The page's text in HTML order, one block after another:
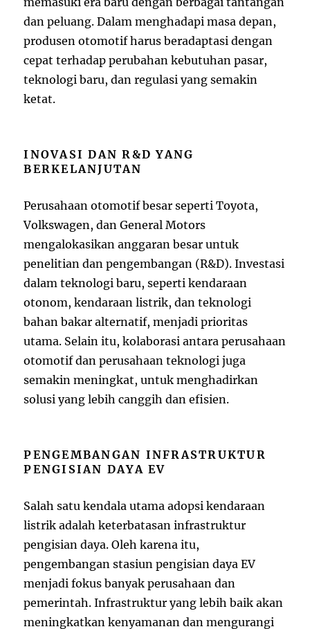
dan peluang. Dalam menghadapi masa depan,
produsen otomotif harus beradaptasi dengan
cepat terhadap perubahan kebutuhan pasar,
teknologi baru, dan regulasi yang semakin
ketat.
INOVASI DAN R&D YANG
BERKELANJUTAN
Perusahaan otomotif besar seperti Toyota,
Volkswagen, dan General Motors
mengalokasikan anggaran besar untuk
penelitian dan pengembangan (R&D). Investasi
dalam teknologi baru, seperti kendaraan
otonom, kendaraan listrik, dan teknologi
bahan bakar alternatif, menjadi prioritas
utama. Selain itu, kolaborasi antara perusahaan
otomotif dan perusahaan teknologi juga
semakin meningkat, untuk menghadirkan
solusi yang lebih canggih dan efisien.
PENGEMBANGAN INFRASTRUKTUR
PENGISIAN DAYA EV
Salah satu kendala utama adopsi kendaraan
listrik adalah keterbatasan infrastruktur
pengisian daya. Oleh karena itu,
pengembangan stasiun pengisian daya EV
menjadi fokus banyak perusahaan dan
pemerintah. Infrastruktur yang lebih baik akan
meningkatkan kenyamanan dan mengurangi